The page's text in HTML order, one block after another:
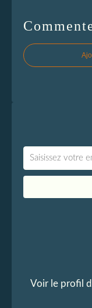
Voir le profil